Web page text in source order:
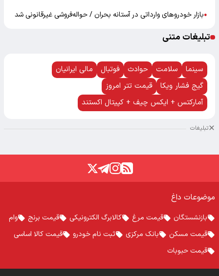
●بازار خودرو‌های وارداتی در آستانه بحران / حواله‌فروشی غیرقانونی شد
تبلیغات متنی
سینما سلامت حوادث فوتبال
مالی ایرانیان
گیج فشار ویکا
قیمت تتر امروز
آمارکتس + ایکس چیف + کپیتال اکستند
تبلیغات
موضوعات داغ
بازنشستگان قیمت مرغ کالابرگ الکترونیکی قیمت برنج
وام
قیمت مسکن
بانک مرکزی ثبت نام خودرو
قیمت کالا اساسی
قیمت حبوبات